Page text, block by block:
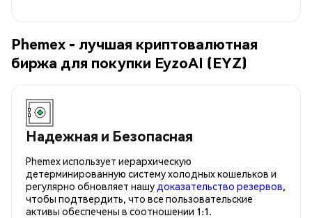
Phemex - лучшая криптовалютная
биржа для покупки EyzoAI (EYZ)
Надежная и Безопасная
Phemex использует иерархическую
детерминированную систему холодных кошельков и
регулярно обновляет нашу доказательство резервов,
чтобы подтвердить, что все пользовательские
активы обеспечены в соотношении 1:1.